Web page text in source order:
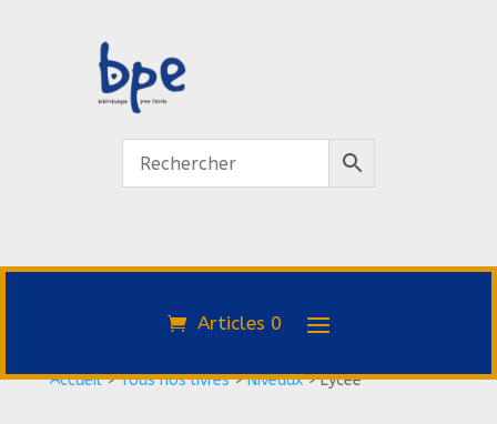
Articles 0
Accueil>Tous nos livres>Niveaux>Lycée